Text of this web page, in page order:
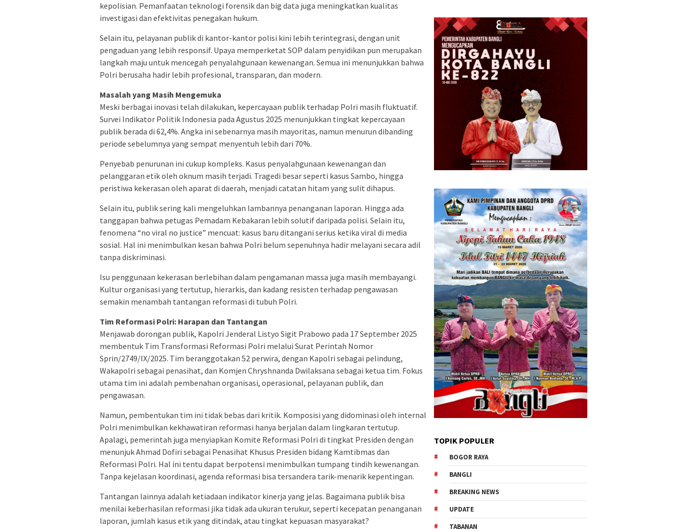
kepolisian. Pemanfaatan teknologi forensik dan big data juga meningkatkan kualitas
investigasi dan efektivitas penegakan hukum.
Selain itu, pelayanan publik di kantor-kantor polisi kini lebih terintegrasi, dengan unit
pengaduan yang lebih responsif. Upaya memperketat SOP dalam penyidikan pun merupakan
langkah maju untuk mencegah penyalahgunaan kewenangan. Semua ini menunjukkan bahwa
Polri berusaha hadir lebih profesional, transparan, dan modern.
Masalah yang Masih Mengemuka
Meski berbagai inovasi telah dilakukan, kepercayaan publik terhadap Polri masih fluktuatif.
Survei Indikator Politik Indonesia pada Agustus 2025 menunjukkan tingkat kepercayaan
publik berada di 62,4%. Angka ini sebenarnya masih mayoritas, namun menurun dibanding
periode sebelumnya yang sempat menyentuh lebih dari 70%.
Penyebab penurunan ini cukup kompleks. Kasus penyalahgunaan kewenangan dan
pelanggaran etik oleh oknum masih terjadi. Tragedi besar seperti kasus Sambo, hingga
peristiwa kekerasan oleh aparat di daerah, menjadi catatan hitam yang sulit dihapus.
Selain itu, publik sering kali mengeluhkan lambannya penanganan laporan. Hingga ada
tanggapan bahwa petugas Pemadam Kebakaran lebih solutif daripada polisi. Selain itu,
fenomena “no viral no justice” mencuat: kasus baru ditangani serius ketika viral di media
sosial. Hal ini menimbulkan kesan bahwa Polri belum sepenuhnya hadir melayani secara adil
tanpa diskriminasi.
Isu penggunaan kekerasan berlebihan dalam pengamanan massa juga masih membayangi.
Kultur organisasi yang tertutup, hierarkis, dan kadang resisten terhadap pengawasan
semakin menambah tantangan reformasi di tubuh Polri.
Tim Reformasi Polri: Harapan dan Tantangan
Menjawab dorongan publik, Kapolri Jenderal Listyo Sigit Prabowo pada 17 September 2025
membentuk Tim Transformasi Reformasi Polri melalui Surat Perintah Nomor
Sprin/2749/IX/2025. Tim beranggotakan 52 perwira, dengan Kapolri sebagai pelindung,
Wakapolri sebagai penasihat, dan Komjen Chryshnanda Dwilaksana sebagai ketua tim. Fokus
utama tim ini adalah pembenahan organisasi, operasional, pelayanan publik, dan
pengawasan.
Namun, pembentukan tim ini tidak bebas dari kritik. Komposisi yang didominasi oleh internal
Polri menimbulkan kekhawatiran reformasi hanya berjalan dalam lingkaran tertutup.
Apalagi, pemerintah juga menyiapkan Komite Reformasi Polri di tingkat Presiden dengan
menunjuk Ahmad Dofiri sebagai Penasihat Khusus Presiden bidang Kamtibmas dan
Reformasi Polri. Hal ini tentu dapat berpotensi menimbulkan tumpang tindih kewenangan.
Tanpa kejelasan koordinasi, agenda reformasi bisa tersandera tarik-menarik kepentingan.
Tantangan lainnya adalah ketiadaan indikator kinerja yang jelas. Bagaimana publik bisa
menilai keberhasilan reformasi jika tidak ada ukuran terukur, seperti kecepatan penanganan
laporan, jumlah kasus etik yang ditindak, atau tingkat kepuasan masyarakat?
TOPIK POPULER
BOGOR RAYA
BANGLI
BREAKING NEWS
UPDATE
TABANAN